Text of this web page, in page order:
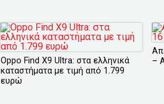
Oppo Find X9 Ultra: στα ελληνικά
καταστήματα με τιμή από 1.799
ευρώ
–